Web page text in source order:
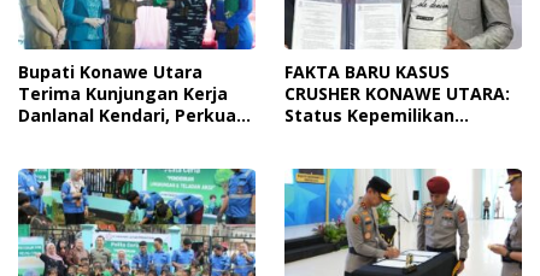
Bupati Konawe Utara
Terima Kunjungan Kerja
Danlanal Kendari, Perkuat
FAKTA BARU KASUS
CRUSHER KONAWE UTARA:
Status Kepemilikan
Tersangka Dr. Ruksamin
Dinilai Prematur